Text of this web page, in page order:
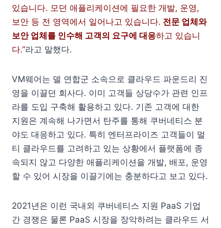
있습니다. 모던 애플리케이션에 필요한 개발, 운영,
보안 등 전 영역에서 일어나고 있습니다. 전문 업체와
보안 업체를 인수해 고객의 요구에 대응하고 있습니
다.”라고 말했다.
VM웨어는 델 연합군 소속으로 클라우드 파운드리 진
영을 이끌던 회사다. 이미 고객들 상당수가 관련 인프
라를 도입 구축해 활용하고 있다. 기존 고객에 대한
지원은 계속해 나가면서 탄주를 통해 쿠버네티스 분
야도 대응하고 있다. 특히 엔터프라이즈 고객들이 멀
티 클라우드를 고려하고 있는 상황에서 플랫폼에 종
속되지 않고 다양한 애플리케이션을 개발, 배포, 운영
할 수 있어 시장을 이끌기에는 충분하다고 보고 있다.
2021년은 이런 국내외 쿠버네티스 지원 PaaS 기업
간 경쟁은 물론 PaaS 시장을 장악하려는 클라우드 서